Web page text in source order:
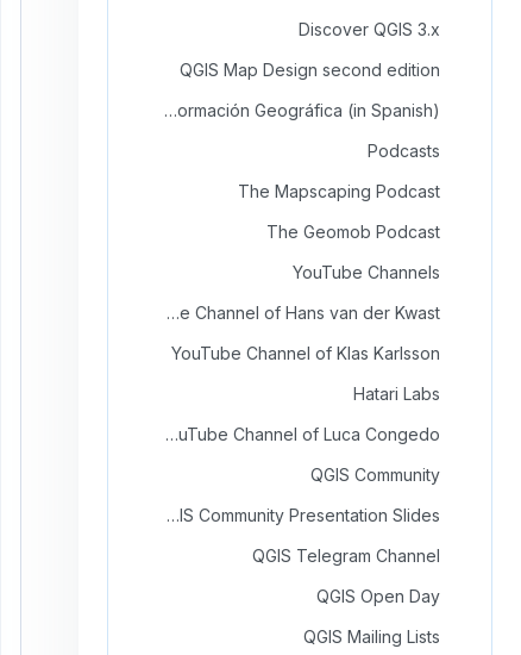
Discover QGIS 3.x
QGIS Map Design second edition
Sistemas de Información Geográfica (in Spanish)
Podcasts
The Mapscaping Podcast
The Geomob Podcast
YouTube Channels
YouTube Channel of Hans van der Kwast
YouTube Channel of Klas Karlsson
Hatari Labs
YouTube Channel of Luca Congedo
QGIS Community
QGIS Community Presentation Slides
QGIS Telegram Channel
QGIS Open Day
QGIS Mailing Lists